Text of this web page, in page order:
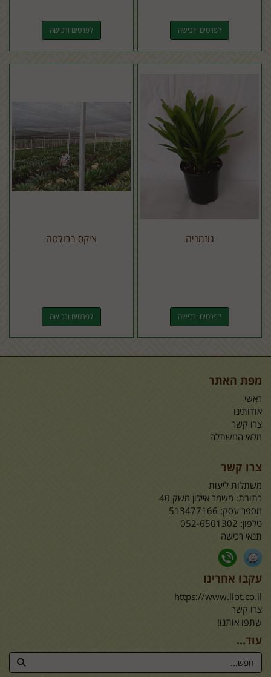
לפרטים ורכישה לפרטים ורכישה
גוזמניה
לפרטים ורכישה
ציקס רבולטה
לפרטים ורכישה
מפת האתר
ראשי
אודותינו
צרו קשר
מלאי המשתלה
צרו קשר
משתלות ליעות
כתובת: משמר איילון משק 40
מספר עסק: 513477166
טלפון: 052-6501302
תנאי רכישה
עקבו אחרינו
https://www.liot.co.il
צרו קשר
שתפו אותנו!
עוד...